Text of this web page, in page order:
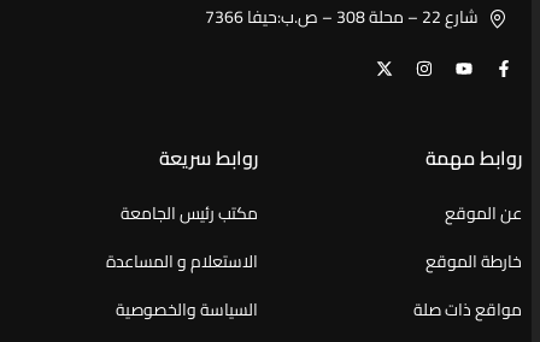
شارع 22 – محلة 308 – ص.ب:حيفا 7366
روابط مهمة
عن الموقع
خارطة الموقع
مواقع ذات صلة
روابط سريعة
مكتب رئيس الجامعة
الاستعلام و المساعدة
السياسة والخصوصية